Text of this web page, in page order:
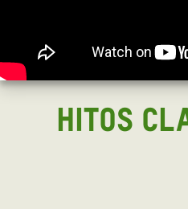
HITOS